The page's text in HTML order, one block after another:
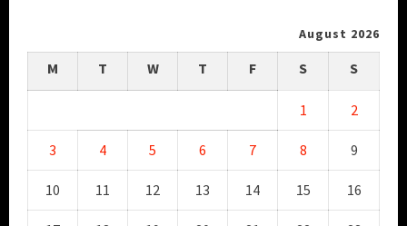
August 2026
M T W T F S S
1 2
3 4 5 6 7 8 9
10 11 12 13 14 15 16